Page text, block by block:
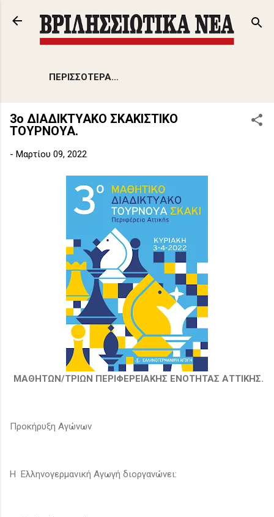
Μετάβαση στο κύριο περιεχόμενο
ΠΕΡΙΣΣΌΤΕΡΑ…
3ο ΔΙΑΔΙΚΤΥΑΚΟ ΣΚΑΚΙΣΤΙΚΟ
ΤΟΥΡΝΟΥΑ.
- Μαρτίου 09, 2022
ΜΑΘΗΤΩΝ/ΤΡΙΩΝ ΠΕΡΙΦΕΡΕΙΑΚΗΣ ΕΝΟΤΗΤΑΣ ΑΤΤΙΚΗΣ.
Προκήρυξη Αγώνων
Η Ελληνογερμανική Αγωγή διοργανώνει: